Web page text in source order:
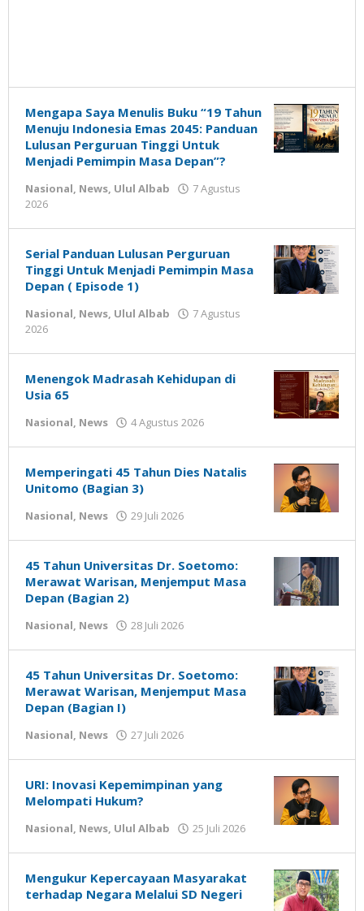
Mengapa Saya Menulis Buku “19 Tahun
Menuju Indonesia Emas 2045: Panduan
Lulusan Perguruan Tinggi Untuk
Menjadi Pemimpin Masa Depan”?
Nasional, News, Ulul Albab
7 Agustus
2026
Susanto
Serial Panduan Lulusan Perguruan
Tinggi Untuk Menjadi Pemimpin Masa
Depan ( Episode 1)
Nasional, News, Ulul Albab
7 Agustus
2026
Susanto
Menengok Madrasah Kehidupan di
Usia 65
Nasional, News 4 Agustus 2026
Susanto
Memperingati 45 Tahun Dies Natalis
Unitomo (Bagian 3)
Nasional, News 29 Juli 2026
Susanto
45 Tahun Universitas Dr. Soetomo:
Merawat Warisan, Menjemput Masa
Depan (Bagian 2)
Nasional, News 28 Juli 2026
Susanto
45 Tahun Universitas Dr. Soetomo:
Merawat Warisan, Menjemput Masa
Depan (Bagian I)
Nasional, News 27 Juli 2026
Susanto
URI: Inovasi Kepemimpinan yang
Melompati Hukum?
Nasional, News, Ulul Albab 25 Juli 2026
oleh
Susanto
Mengukur Kepercayaan Masyarakat
terhadap Negara Melalui SD Negeri